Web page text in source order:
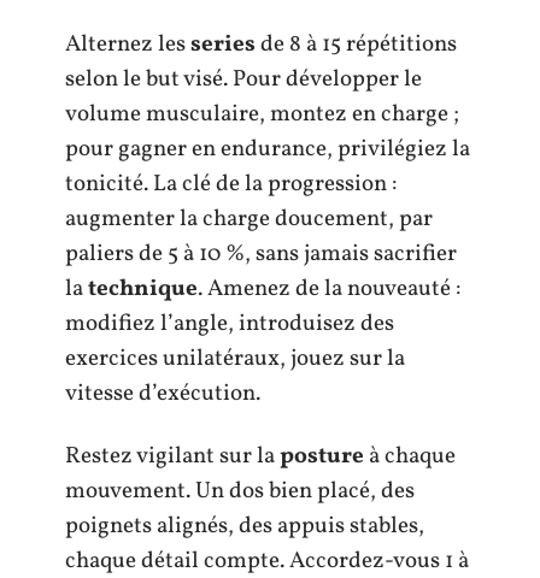
Alternez lesseriesde 8 à 15 répétitions
selon le but visé. Pour développer le
volume musculaire, montez en charge ;
pour gagner en endurance, privilégiez la
tonicité. La clé de la progression :
augmenter la charge doucement, par
paliers de 5 à 10 %, sans jamais sacrifier
latechnique. Amenez de la nouveauté :
modifiez l’angle, introduisez des
exercices unilatéraux, jouez sur la
vitesse d’exécution.
Restez vigilant sur laposture à chaque
mouvement. Un dos bien placé, des
poignets alignés, des appuis stables,
chaque détail compte. Accordez-vous 1 à